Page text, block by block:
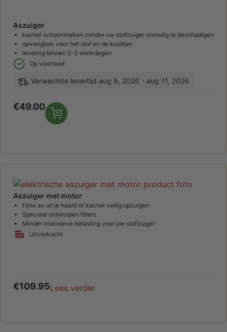
Aszuiger
kachel schoonmaken zonder uw stofzuiger onnodig te beschadigen
opvangbak voor het stof en de kooltjes
levering binnen 2-3 werkdagen
Op voorraad
Verwachtte levertijd aug 9, 2026 - aug 11, 2026
€49.00
Aszuiger met motor
Fijne as uit je haard of kachel veilig opzuigen
Speciaal ontworpen filters
Minder intensieve belasting voor uw stofzuiger
Uitverkocht
€109.95Lees verder